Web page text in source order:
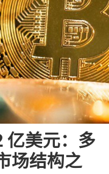
亿美元：多
场结构之